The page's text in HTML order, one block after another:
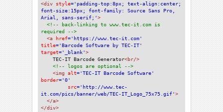
<div style='padding-top:8px; text-align:center;
font-size:15px; font-family: Source Sans Pro,
Arial, sans-serif;'>
<!-- back-linking to www.tec-it.com is
required -->
<a href='https://www.tec-it.com'
title='Barcode Software by TEC-IT'
target='_blank'>
TEC-IT Barcode Generator<br/>
<!-- logos are optional -->
<img alt='TEC-IT Barcode Software'
border='0'
src='http://www.tec-
it.com/pics/banner/web/TEC-IT_Logo_75x75.gif'>
</a>
</div>